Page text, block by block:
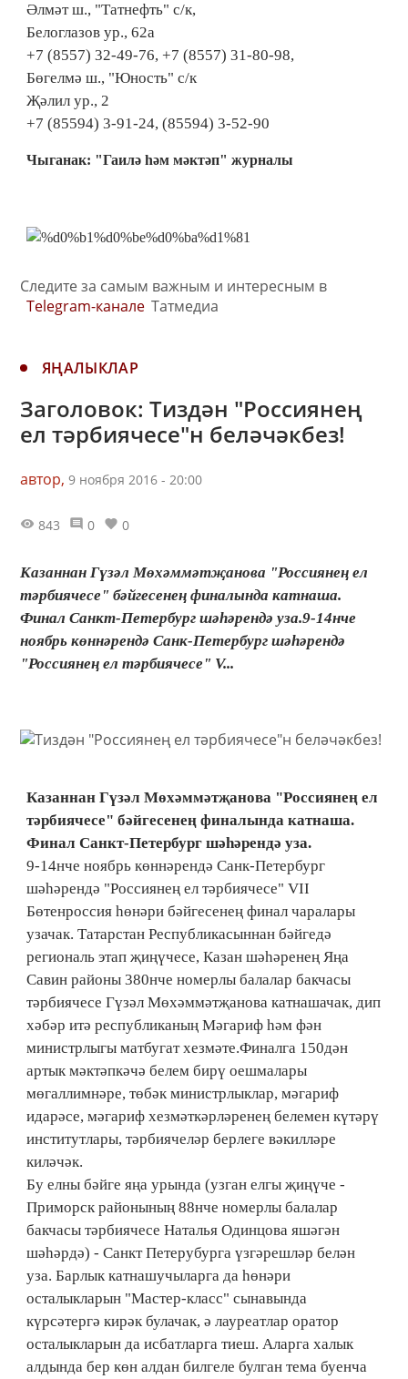
Әлмәт ш., "Татнефть" с/к,
Белоглазов ур., 62а
+7 (8557) 32-49-76, +7 (8557) 31-80-98,
Бөгелмә ш., "Юность" с/к
Җәлил ур., 2
+7 (85594) 3-91-24, (85594) 3-52-90
Чыганак: "Гаилә һәм мәктәп" журналы
Следите за самым важным и интересным в
Telegram-канале Татмедиа
ЯҢАЛЫКЛАР
Заголовок: Тиздән "Россиянең
ел тәрбиячесе"н беләчәкбез!
автор, 9 ноября 2016 - 20:00
843 0 0
Казаннан Гүзәл Мөхәммәтҗанова "Россиянең ел
тәрбиячесе" бәйгесенең финалында катнаша.
Финал Санкт-Петербург шәһәрендә уза.9-14нче
ноябрь көннәрендә Санк-Петербург шәһәрендә
"Россиянең ел тәрбиячесе" V...
Казаннан Гүзәл Мөхәммәтҗанова "Россиянең ел
тәрбиячесе" бәйгесенең финалында катнаша.
Финал Санкт-Петербург шәһәрендә уза.
9-14нче ноябрь көннәрендә Санк-Петербург
шәһәрендә "Россиянең ел тәрбиячесе" VII
Бөтенроссия һөнәри бәйгесенең финал чаралары
узачак. Татарстан Республикасыннан бәйгедә
региональ этап җиңүчесе, Казан шәһәренең Яңа
Савин районы 380нче номерлы балалар бакчасы
тәрбиячесе Гүзәл Мөхәммәтҗанова катнашачак, дип
хәбәр итә республиканың Мәгариф һәм фән
министрлыгы матбугат хезмәте.Финалга 150дән
артык мәктәпкәчә белем бирү оешмалары
мөгаллимнәре, төбәк министрлыклар, мәгариф
идарәсе, мәгариф хезмәткәрләренең белемен күтәрү
институтлары, тәрбиячеләр берлеге вәкилләре
киләчәк.
Бу елны бәйге яңа урында (узган елгы җиңүче -
Приморск районының 88нче номерлы балалар
бакчасы тәрбиячесе Наталья Одинцова яшәгән
шәһәрдә) - Санкт Петерубурга үзгәрешләр белән
уза. Барлык катнашучыларга да һөнәри
осталыкларын "Мастер-класс" сынавында
күрсәтергә кирәк булачак, ә лауреатлар оратор
осталыкларын да исбатларга тиеш. Аларга халык
алдында бер көн алдан билгеле булган тема буенча